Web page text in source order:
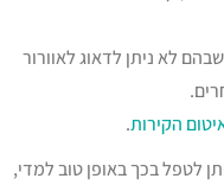
לא ניתן לדאוג לאוורור
הקירות.
לטפל בכך באופן טוב למדי,